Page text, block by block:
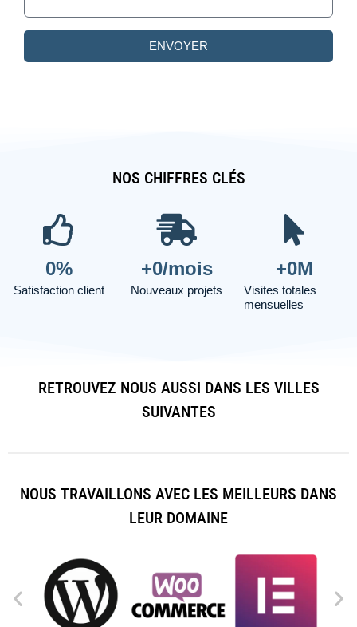
ENVOYER
NOS CHIFFRES CLÉS
Satisfaction client
0%
Nouveaux projets
+0/mois
Visites totales
mensuelles
+0M
RETROUVEZ NOUS AUSSI DANS LES VILLES
SUIVANTES
NOUS TRAVAILLONS AVEC LES MEILLEURS DANS
LEUR DOMAINE